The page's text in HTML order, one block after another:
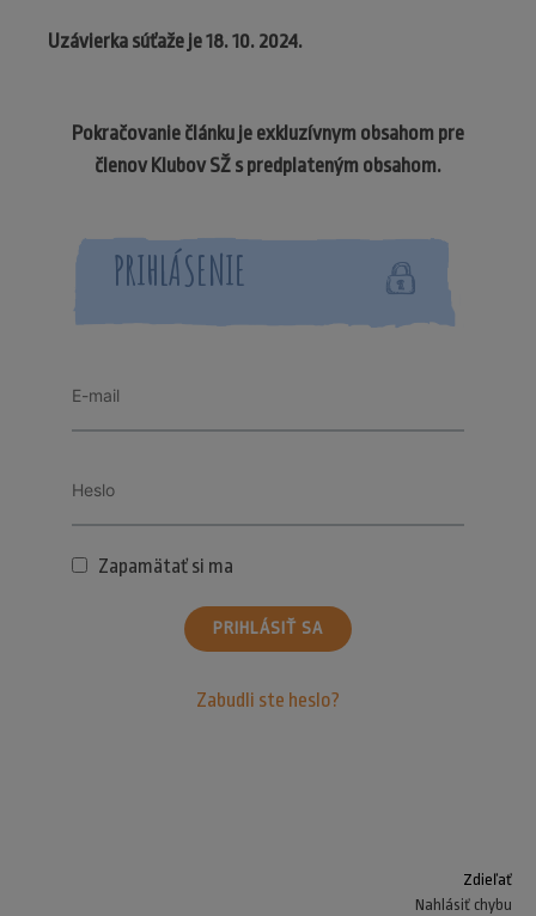
Uzávierka súťaže je 18. 10. 2024.
Pokračovanie článku je exkluzívnym obsahom pre
členov Klubov SŽ s predplateným obsahom.
PRIHLÁSENIE
Zapamätať si ma
PRIHLÁSIŤ SA
Zabudli ste heslo?
Zdieľať
Nahlásiť chybu